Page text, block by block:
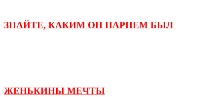
ЗНАЙТЕ, КАКИМ ОН ПАРНЕМ БЫЛ
ЖЕНЬКИНЫ МЕЧТЫ